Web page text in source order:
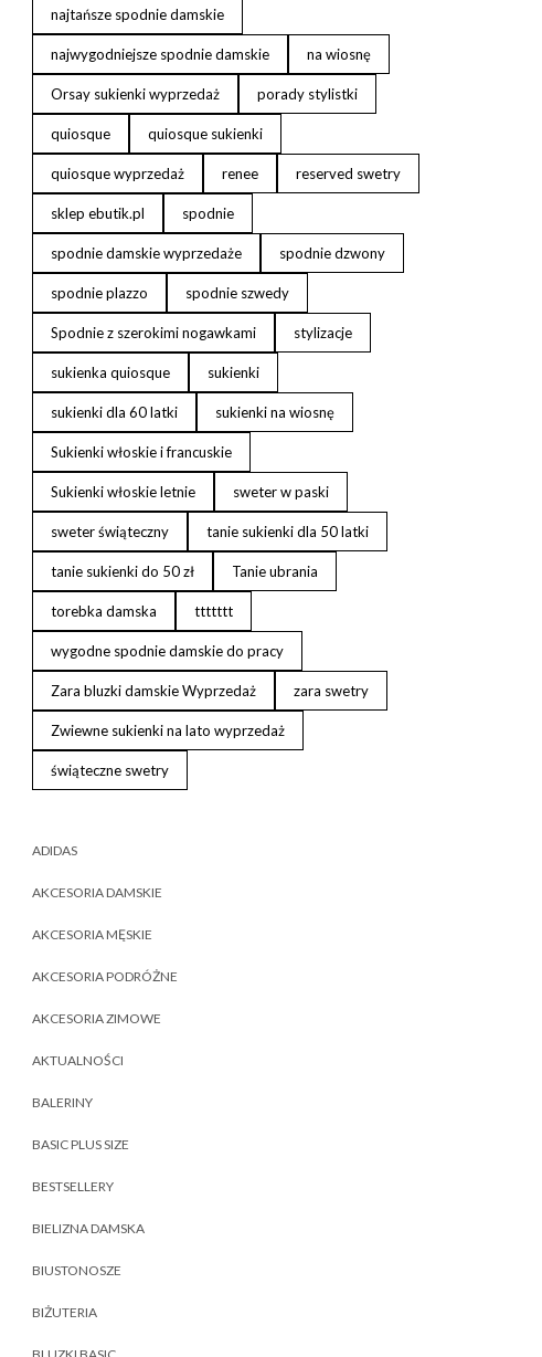
najtańsze spodnie damskie
najwygodniejsze spodnie damskie na wiosnę
Orsay sukienki wyprzedaż porady stylistki
quiosque quiosque sukienki
quiosque wyprzedaż renee reserved swetry
sklep ebutik.pl spodnie
spodnie damskie wyprzedaże spodnie dzwony
spodnie plazzo spodnie szwedy
Spodnie z szerokimi nogawkami stylizacje
sukienka quiosque sukienki
sukienki dla 60 latki sukienki na wiosnę
Sukienki włoskie i francuskie
Sukienki włoskie letnie sweter w paski
sweter świąteczny tanie sukienki dla 50 latki
tanie sukienki do 50 zł Tanie ubrania
torebka damska ttttttt
wygodne spodnie damskie do pracy
Zara bluzki damskie Wyprzedaż zara swetry
Zwiewne sukienki na lato wyprzedaż
świąteczne swetry
ADIDAS
AKCESORIA DAMSKIE
AKCESORIA MĘSKIE
AKCESORIA PODRÓŻNE
AKCESORIA ZIMOWE
AKTUALNOŚCI
BALERINY
BASIC PLUS SIZE
BESTSELLERY
BIELIZNA DAMSKA
BIUSTONOSZE
BIŻUTERIA